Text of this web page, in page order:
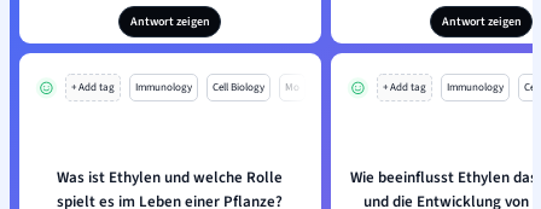
Antwort zeigen Antwort zeigen
+ Add tag Immunology Cell Biology Mo
Was ist Ethylen und welche Rolle
spielt es im Leben einer Pflanze?
+ Add tag Immunology
Wie beeinflusst Ethylen
und die Entwicklung von